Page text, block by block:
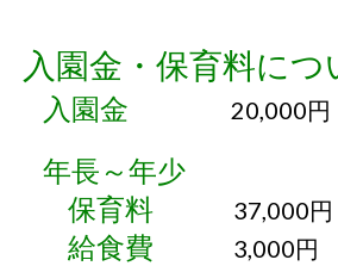
入園金・保育料につ
入園金 20,000円
年長～年少
保育料
37,000円
給食費 3,000円